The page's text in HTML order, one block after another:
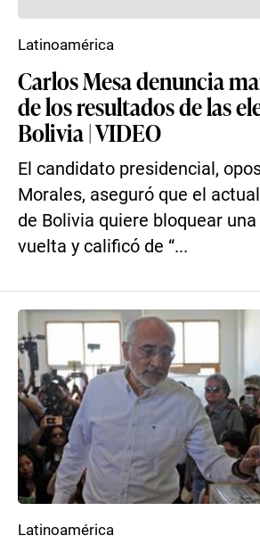
Carlos Mesa denuncia
de los resultados de las
Bolivia | VIDEO
El candidato presidencial,
Morales, aseguró que el
de Bolivia quiere bloquear
vuelta y calificó de “...
Latinoamérica
Latinoamérica